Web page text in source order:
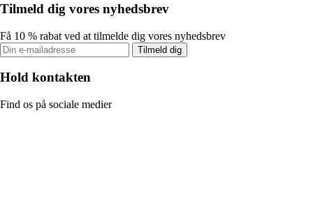
Tilmeld dig vores nyhedsbrev
Få 10 % rabat ved at tilmelde dig vores nyhedsbrev
Tilmeld dig
Hold kontakten
Find os på sociale medier